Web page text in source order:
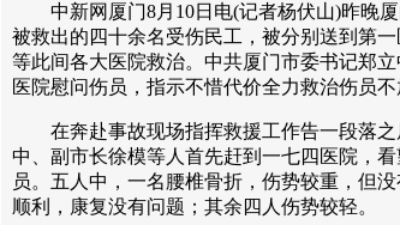
中新网厦门8月10日电(记者杨伏山)昨晚厦
被救出的四十余名受伤民工，被分别送到第
等此间各大医院救治。中共厦门市委书记郑
医院慰问伤员，指示不惜代价全力救治伤员不
在奔赴事故现场指挥救援工作告一段落之
中、副市长徐模等人首先赶到一七四医院，
员。五人中，一名腰椎骨折，伤势较重，但
顺利，康复没有问题；其余四人伤势较轻。